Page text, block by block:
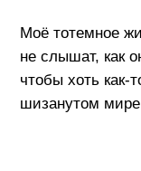
Моё тотемное
не слышат, как
чтобы хоть как-
шизанутом